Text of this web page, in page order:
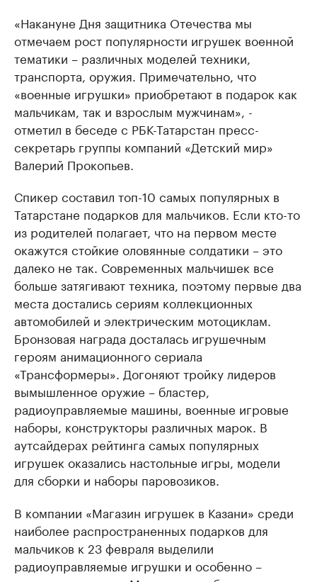
«Накануне Дня защитника Отечества мы
отмечаем рост популярности игрушек военной
тематики – различных моделей техники,
транспорта, оружия. Примечательно, что
«военные игрушки» приобретают в подарок как
мальчикам, так и взрослым мужчинам», -
отметил в беседе с РБК-Татарстан пресс-
секретарь группы компаний «Детский мир»
Валерий Прокопьев.
Спикер составил топ-10 самых популярных в
Татарстане подарков для мальчиков. Если кто-то
из родителей полагает, что на первом месте
окажутся стойкие оловянные солдатики – это
далеко не так. Современных мальчишек все
больше затягивают техника, поэтому первые два
места достались сериям коллекционных
автомобилей и электрическим мотоциклам.
Бронзовая награда досталась игрушечным
героям анимационного сериала
«Трансформеры». Догоняют тройку лидеров
вымышленное оружие – бластер,
радиоуправляемые машины, военные игровые
наборы, конструкторы различных марок. В
аутсайдерах рейтинга самых популярных
игрушек оказались настольные игры, модели
для сборки и наборы паровозиков.
В компании «Магазин игрушек в Казани» среди
наиболее распространенных подарков для
мальчиков к 23 февраля выделили
радиоуправляемые игрушки и особенно –